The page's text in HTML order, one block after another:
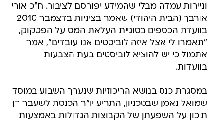
וניירות עמדה מבלי שהמידע יפורסם לציבור. ח"כ אורי
אורבך (הבית היהודי) שאמר בציניות בדצמבר 2010
בוועדת הכספים בסוגיית העלאת המס על הפטקוק,
"תאמרו לי אצל איזה לוביסטים אנו עובדים", אמר
אתמול כי יש להוציא לוביסטים בעת הצבעות
בוועדות.
במסגרת כנס בנושא הריכוזיות שנערך השבוע במוסד
שמואל נאמן שבטכניון, התריע יו"ר הכנסת לשעבר דן
תיכון על השפעתן של הקבוצות הגדולות באמצעות